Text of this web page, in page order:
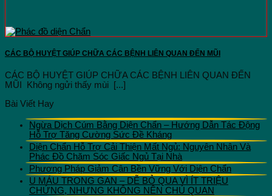
CÁC BỘ HUYỆT GIÚP CHỮA CÁC BỆNH LIÊN QUAN ĐẾN MŨI
CÁC BỘ HUYỆT GIÚP CHỮA CÁC BỆNH LIÊN QUAN ĐẾN
MŨI Không ngửi thấy mùi [...]
Bài Viết Hay
Ngừa Dịch Cúm Bằng Diện Chẩn – Hướng Dẫn Tác Động
Hỗ Trợ Tăng Cường Sức Đề Kháng
Diện Chẩn Hỗ Trợ Cải Thiện Mất Ngủ: Nguyên Nhân Và
Phác Đồ Chăm Sóc Giấc Ngủ Tại Nhà
Phương Pháp Giảm Cân Bền Vững Với Diện Chẩn
U MÁU TRONG GAN – DỄ BỎ QUA VÌ ÍT TRIỆU
CHỨNG, NHƯNG KHÔNG NÊN CHỦ QUAN